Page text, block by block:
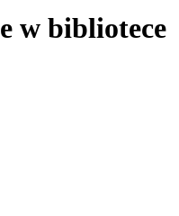
w bibliotece